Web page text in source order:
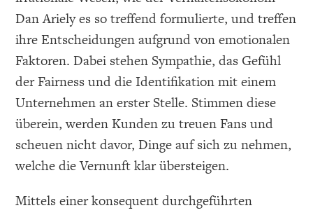
Dan Ariely es so treffend formulierte, und treffen
ihre Entscheidungen aufgrund von emotionalen
Faktoren. Dabei stehen Sympathie, das Gefühl
der Fairness und die Identifikation mit einem
Unternehmen an erster Stelle. Stimmen diese
überein, werden Kunden zu treuen Fans und
scheuen nicht davor, Dinge auf sich zu nehmen,
welche die Vernunft klar übersteigen.
Mittels einer konsequent durchgeführten